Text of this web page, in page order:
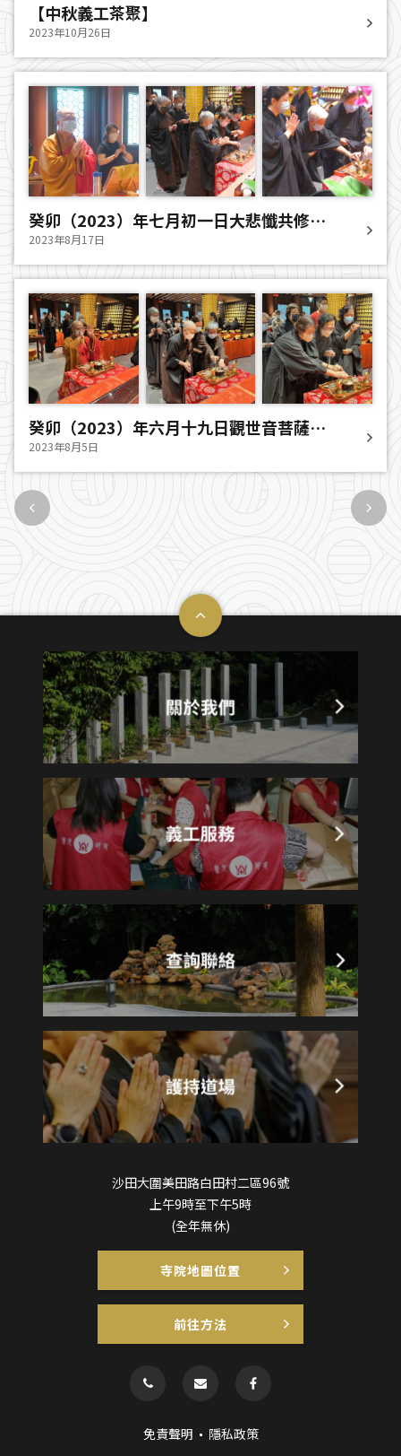
【中秋義工茶聚】
2023年10月26日
癸卯（2023）年七月初一日大悲懺共修法
會圓滿
2023年8月17日
癸卯（2023）年六月十九日觀世音菩薩成
道日法會
2023年8月5日
沙田大圍美田路白田村二區96號
上午9時至下午5時
(全年無休)
寺院地圖位置
前往方法
免責聲明 隱私政策